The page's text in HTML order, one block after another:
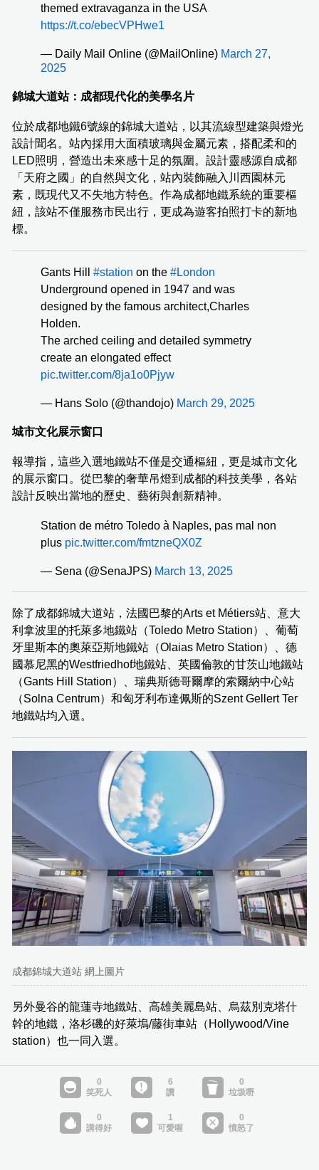
themed extravaganza in the USA
https://t.co/ebecVPHwe1
— Daily Mail Online (@MailOnline) March 27,
2025
錦城大道站：成都現代化的美學名片
位於成都地鐵6號線的錦城大道站，以其流線型建築與燈光
設計聞名。站內採用大面積玻璃與金屬元素，搭配柔和的
LED照明，營造出未來感十足的氛圍。設計靈感源自成都
「天府之國」的自然與文化，站內裝飾融入川西園林元
素，既現代又不失地方特色。作為成都地鐵系統的重要樞
紐，該站不僅服務市民出行，更成為遊客拍照打卡的新地
標。
Gants Hill #station on the #London
Underground opened in 1947 and was
designed by the famous architect,Charles
Holden.
The arched ceiling and detailed symmetry
create an elongated effect
pic.twitter.com/8ja1o0Pjyw
— Hans Solo (@thandojo) March 29, 2025
城市文化展示窗口
報導指，這些入選地鐵站不僅是交通樞紐，更是城市文化
的展示窗口。從巴黎的奢華吊燈到成都的科技美學，各站
設計反映出當地的歷史、藝術與創新精神。
Station de métro Toledo à Naples, pas mal non
plus pic.twitter.com/fmtzneQX0Z
— Sena (@SenaJPS) March 13, 2025
除了成都錦城大道站，法國巴黎的Arts et Métiers站、意大
利拿波里的托萊多地鐵站（Toledo Metro Station）、葡萄
牙里斯本的奧萊亞斯地鐵站（Olaias Metro Station）、德
國慕尼黑的Westfriedhof地鐵站、英國倫敦的甘茨山地鐵站
（Gants Hill Station）、瑞典斯德哥爾摩的索爾納中心站
（Solna Centrum）和匈牙利布達佩斯的Szent Gellert Ter
地鐵站均入選。
成都錦城大道站 網上圖片
另外曼谷的龍蓮寺地鐵站、高雄美麗島站、烏茲別克塔什
幹的地鐵，洛杉磯的好萊塢/藤街車站（Hollywood/Vine
station）也一同入選。